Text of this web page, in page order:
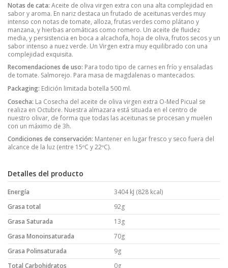
Notas de cata: Aceite de oliva virgen extra con una alta complejidad en
sabor y aroma. En nariz destaca un frutado de aceitunas verdes muy
intenso con notas de tomate, alloza, frutas verdes como plátano y
manzana, y hierbas aromáticas como romero. Un aceite de fluidez
media, y persistencia en boca a alcachofa, hoja de oliva, frutos secos y un
sabor intenso a nuez verde. Un Virgen extra muy equilibrado con una
complejidad exquisita.
Recomendaciones de uso: Para todo tipo de carnes en frío y ensaladas
de tomate. Salmorejo. Para masa de magdalenas o mantecados.
Packaging: Edición limitada botella 500 ml.
Cosecha: La Cosecha del aceite de oliva virgen extra O-Med Picual se
realiza en Octubre. Nuestra almazara está situada en el centro de
nuestro olivar, de forma que todas las aceitunas se procesan y muelen
con un máximo de 3h.
Condiciones de conservación: Mantener en lugar fresco y seco fuera del
alcance de la luz (entre 15ºC y 22ºC).
Detalles del producto
Energía
3404 kJ (828 kcal)
Grasa total
92g
Grasa Saturada
13g
Grasa Monoinsaturada
70g
Grasa Polinsaturada
9g
Total Carbohidratos
0g